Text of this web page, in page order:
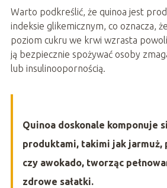
Warto podkreślić, że quinoa jest
indeksie glikemicznym, co oznacza,
poziom cukru we krwi wzrasta
ją bezpiecznie spożywać osoby
lub insulinoopornością.
Quinoa doskonale komponuje
produktami, takimi jak jarmuż,
czy awokado, tworząc
zdrowe sałatki.